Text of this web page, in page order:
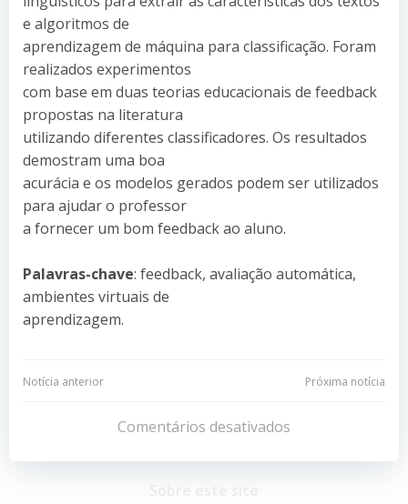
e algoritmos de
aprendizagem de máquina para classificação. Foram
realizados experimentos
com base em duas teorias educacionais de feedback
propostas na literatura
utilizando diferentes classificadores. Os resultados
demostram uma boa
acurácia e os modelos gerados podem ser utilizados
para ajudar o professor
a fornecer um bom feedback ao aluno.
Palavras-chave: feedback, avaliação automática,
ambientes virtuais de
aprendizagem.
Navegação
Post
Notícia anterior
Navegação
de
Post
Próxima notícia
Comentários desativados